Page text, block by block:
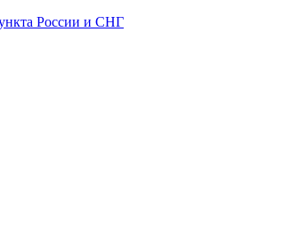
России и СНГ